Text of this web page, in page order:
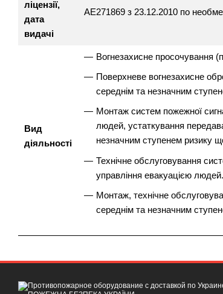
ліцензії,
дата
видачі
АЕ271869 з 23.12.2010 по
Вид
діяльності
Вогнезахисне просочування
Поверхневе вогнезахисне
середнім та незначним
Монтаж систем пожежної
людей, устаткування
незначним ступенем ризику
Технічне обслуговування
управління евакуацією людей.
Монтаж, технічне
середнім та незначним